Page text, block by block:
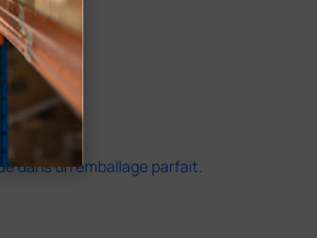
dans un emballage parfait.